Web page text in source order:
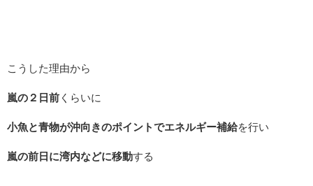
こうした理由から
嵐の２日前 くらいに
小魚と青物が沖向きのポイントでエネルギー補給を行い
嵐の前日に湾内などに移動する